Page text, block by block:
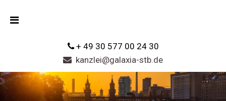
+ 49 30 577 00 24 30
kanzlei@galaxia-stb.de